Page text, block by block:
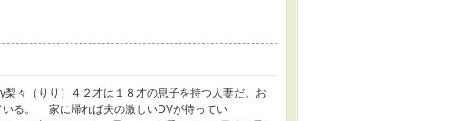
々（りり）４２才は１８才の息子を持つ人妻だ。お
いる。 家に帰れば夫の激しいDVが待ってい